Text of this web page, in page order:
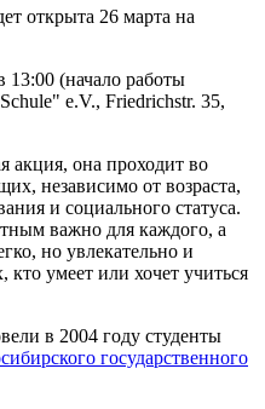
открыта 26 марта на
13:00 (начало работы
e.V., Friedrichstr. 35,
акция, она проходит во
независимо от возраста,
и социального статуса.
важно для каждого, а
но увлекательно и
кто умеет или хочет учиться
в 2004 году студенты
государственного